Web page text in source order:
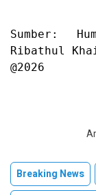
Sumber:
Ribathul
@2026
Breaking News